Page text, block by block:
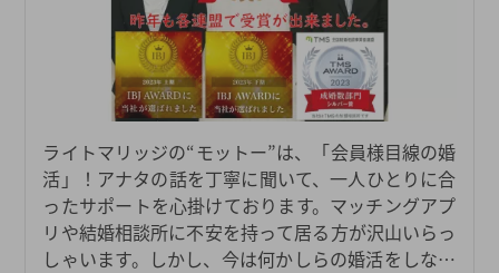
ライトマリッジの“モットー”は、「会員様目線の婚
活」！アナタの話を丁寧に聞いて、一人ひとりに合
ったサポートを心掛けております。マッチングアプ
リや結婚相談所に不安を持って居る方が沢山いらっ
しゃいます。しかし、今は何かしらの婚活をしなけ